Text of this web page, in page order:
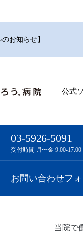
お知らせ】
公式
03-5926-5091
受付時間 月〜金 9:00-17:00
お問い合わせフ
当院で